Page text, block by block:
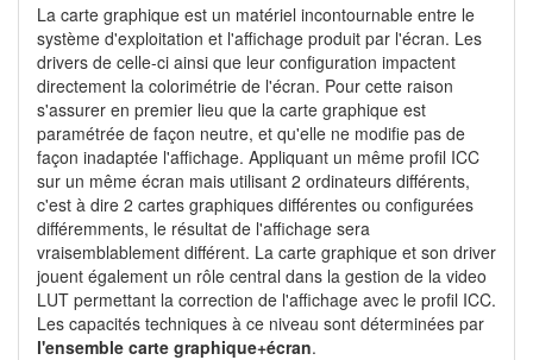
La carte graphique est un matériel incontournable entre le
système d'exploitation et l'affichage produit par l'écran. Les
drivers de celle-ci ainsi que leur configuration impactent
directement la colorimétrie de l'écran. Pour cette raison
s'assurer en premier lieu que la carte graphique est
paramétrée de façon neutre, et qu'elle ne modifie pas de
façon inadaptée l'affichage. Appliquant un même profil ICC
sur un même écran mais utilisant 2 ordinateurs différents,
c'est à dire 2 cartes graphiques différentes ou configurées
différemments, le résultat de l'affichage sera
vraisemblablement différent. La carte graphique et son driver
jouent également un rôle central dans la gestion de la video
LUT permettant la correction de l'affichage avec le profil ICC.
Les capacités techniques à ce niveau sont déterminées par
l'ensemble carte graphique+écran.